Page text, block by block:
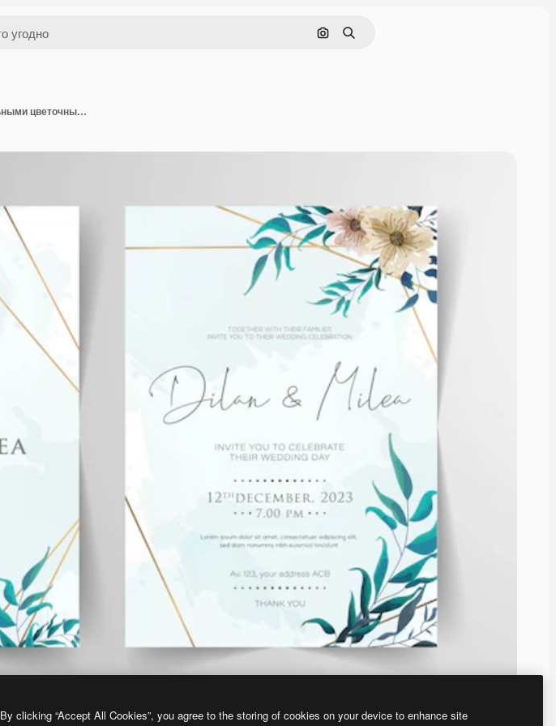
Поиск по изображению
Поиск
Элегантный шаблон свадебных приглашений с акварельными цветочными украшениями
By clicking “Accept All Cookies”, you agree to the storing of cookies on your device to enhance site